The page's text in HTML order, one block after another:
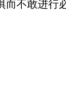
不敢进行